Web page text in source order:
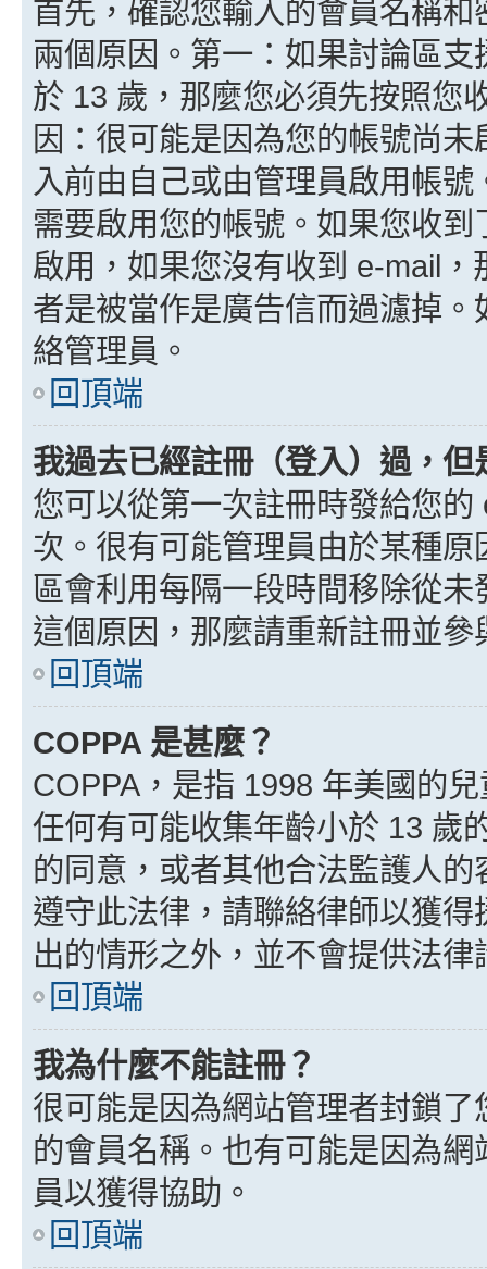
首先，確認您輸入的會員名稱
兩個原因。第一：如果討論區
於 13 歲，那麼您必須先按照您
因：很可能是因為您的帳號尚
入前由自己或由管理員啟用帳
需要啟用您的帳號。如果您收
啟用，如果您沒有收到 e-mail
者是被當作是廣告信而過濾掉
絡管理員。
回頂端
我過去已經註冊（登入）過，
您可以從第一次註冊時發給您
次。很有可能管理員由於某種
區會利用每隔一段時間移除從
這個原因，那麼請重新註冊並參
回頂端
COPPA 是甚麼？
COPPA，是指 1998 年美國的
任何有可能收集年齡小於 13 歲
的同意，或者其他合法監護人
遵守此法律，請聯絡律師以獲
出的情形之外，並不會提供法
回頂端
我為什麼不能註冊？
很可能是因為網站管理者封鎖
的會員名稱。也有可能是因為
員以獲得協助。
回頂端